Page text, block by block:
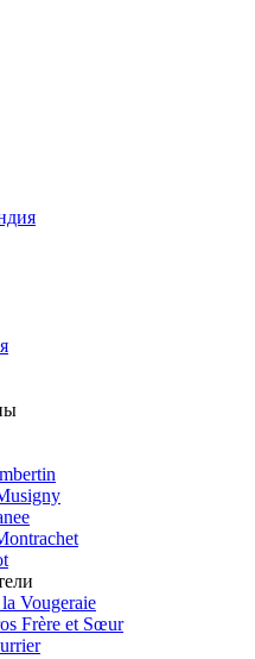
Vougeraie
Frère et Sœur